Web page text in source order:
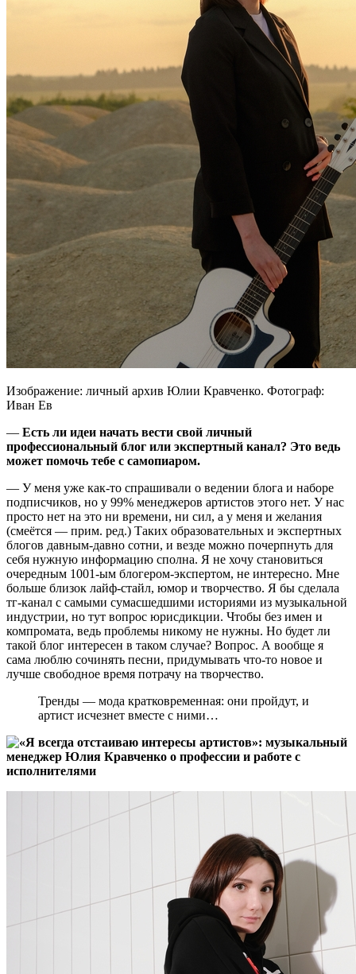
Изображение: личный архив Юлии Кравченко. Фотограф:
Иван Ев
— Есть ли идеи начать вести свой личный
профессиональный блог или экспертный канал? Это ведь
может помочь тебе с самопиаром.
— У меня уже как-то спрашивали о ведении блога и наборе
подписчиков, но у 99% менеджеров артистов этого нет. У нас
просто нет на это ни времени, ни сил, а у меня и желания
(смеётся — прим. ред.) Таких образовательных и экспертных
блогов давным-давно сотни, и везде можно почерпнуть для
себя нужную информацию сполна. Я не хочу становиться
очередным 1001-ым блогером-экспертом, не интересно. Мне
больше близок лайф-стайл, юмор и творчество. Я бы сделала
тг-канал с самыми сумасшедшими историями из музыкальной
индустрии, но тут вопрос юрисдикции. Чтобы без имен и
компромата, ведь проблемы никому не нужны. Но будет ли
такой блог интересен в таком случае? Вопрос. А вообще я
сама люблю сочинять песни, придумывать что-то новое и
лучше свободное время потрачу на творчество.
Тренды — мода кратковременная: они пройдут, и
артист исчезнет вместе с ними…